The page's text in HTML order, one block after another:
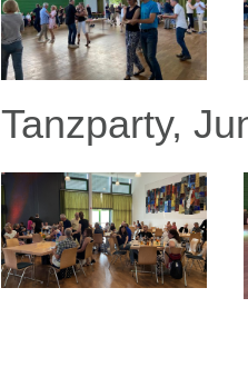
Tanzparty,